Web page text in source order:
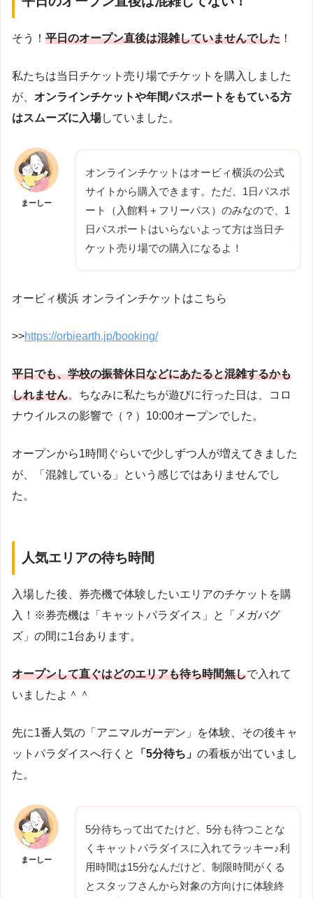
そう！ 平日のオープン直後は混雑していませんでした ！
私たちは当日チケット売り場でチケットを購入しました
が、 オンラインチケットや年間パスポートをもている方
はスムーズに入場していました。
まーしー
オンラインチケットはオービィ横浜の公式
サイトから購入できます。ただ、1日パスポ
ート（入館料＋フリーパス）のみなので、1
日パスポートはいらないよって方は当日チ
ケット売り場での購入になるよ！
オービィ横浜 オンラインチケットはこちら
>>https://orbiearth.jp/booking/
平日でも、学校の振替休日などにあたると混雑するかも
しれません。ちなみに私たちが遊びに行った日は、コロ
ナウイルスの影響で（？）10:00オープンでした。
オープンから1時間ぐらいで少しずつ人が増えてきました
が、「混雑している」という感じではありませんでし
た。
人気エリアの待ち時間
入場した後、券売機で体験したいエリアのチケットを購
入！※券売機は「キャットパラダイス」と「メガバグ
ズ」の間に1台あります。
オープンして直ぐはどのエリアも待ち時間無しで入れて
いましたよ＾＾
先に1番人気の「アニマルガーデン」を体験、その後キャ
ットパラダイスへ行くと
「5分待ち」 の看板が出ていまし
た。
まーしー
5分待ちって出てたけど、5分も待つことな
くキャットパラダイスに入れてラッキー♪利
用時間は15分なんだけど、制限時間がくる
とスタッフさんから対象の方向けに体験終